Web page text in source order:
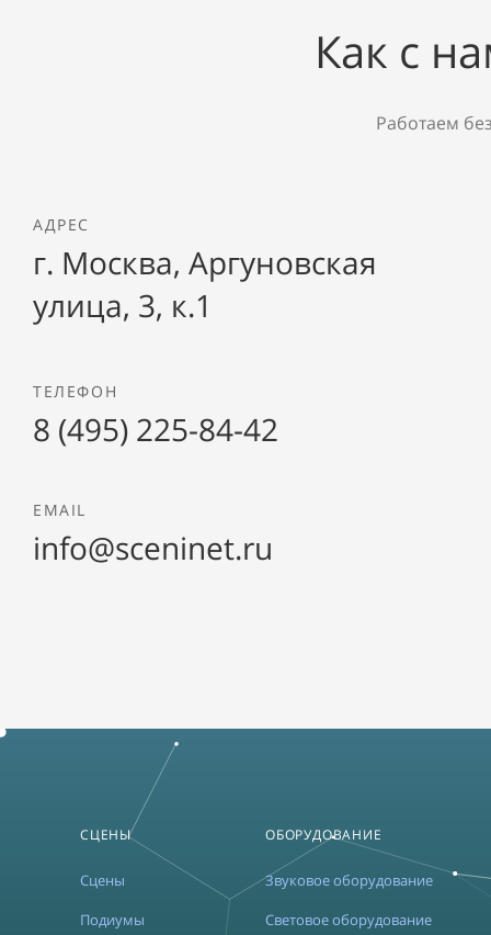
Как с
Работаем
АДРЕС
г. Москва, Аргуновская
улица, 3, к.1
ТЕЛЕФОН
8 (495) 225-84-42
EMAIL
info@sceninet.ru
СЦЕНЫ
Сцены
Подиумы
ОБОРУДОВАНИЕ
Звуковое оборудование
Световое оборудование